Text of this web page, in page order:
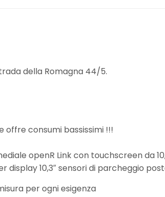
della Romagna 44/5.
offre consumi bassissimi !!!
openR Link con touchscreen da
display 10,3″ sensori di parcheggio
per ogni esigenza